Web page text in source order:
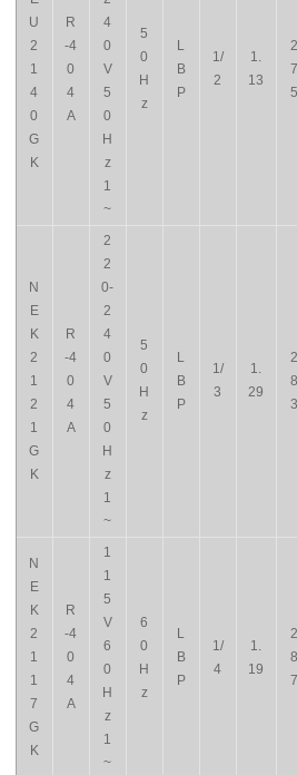
U
2
1
4
0
G
K
R
-4
0
4
A
4
0
V
5
0
H
z
1
~
5
0
H
z
L
B
P
1/
2
1.
13
2
7
5
N
E
K
2
1
2
1
G
K
R
-4
0
4
A
2
2
0-
2
4
0
V
5
0
H
z
1
~
5
0
H
z
L
B
P
1/
3
1.
29
2
8
3
N
E
K
2
1
1
7
G
K
R
-4
0
4
A
1
1
5
V
6
0
H
z
1
~
6
0
H
z
L
B
P
1/
4
1.
19
2
8
7